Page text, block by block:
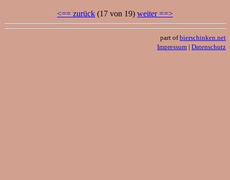
<== zurück (17 von 19) weiter ==>
part ofbierschinken.net
Impressum | Datenschutz